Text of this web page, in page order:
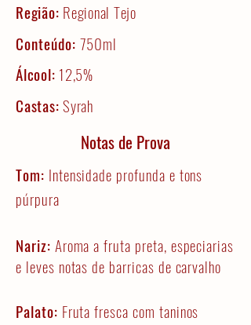
Região: Regional Tejo
Conteúdo: 750ml
Álcool: 12,5%
Castas:Syrah
Notas de Prova
Tom: Intensidade profunda e tons
púrpura
Nariz: Aroma a fruta preta, especiarias
e leves notas de barricas de carvalho
Palato: Fruta fresca com taninos